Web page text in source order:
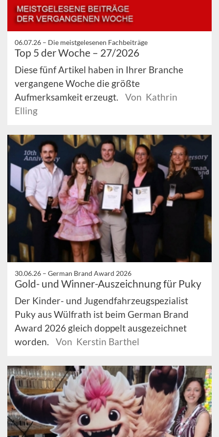
06.07.26 – Die meistgelesenen Fachbeiträge
Top 5 der Woche – 27/2026
Diese fünf Artikel haben in Ihrer Branche
vergangene Woche die größte
Aufmerksamkeit erzeugt.
Von Kathrin
Elling
30.06.26 – German Brand Award 2026
Gold- und Winner-Auszeichnung für Puky
Der Kinder- und Jugendfahrzeugspezialist
Puky aus Wülfrath ist beim German Brand
Award 2026 gleich doppelt ausgezeichnet
worden.
Von Kerstin Barthel